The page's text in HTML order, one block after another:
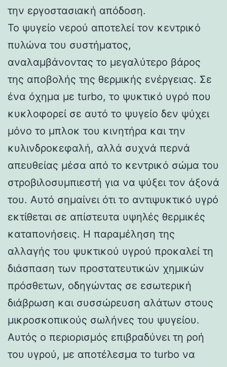
την εργοστασιακή απόδοση.
Το ψυγείο νερού αποτελεί τον κεντρικό
πυλώνα του συστήματος,
αναλαμβάνοντας το μεγαλύτερο βάρος
της αποβολής της θερμικής ενέργειας. Σε
ένα όχημα με turbo, το ψυκτικό υγρό που
κυκλοφορεί σε αυτό το ψυγείο δεν ψύχει
μόνο το μπλοκ του κινητήρα και την
κυλινδροκεφαλή, αλλά συχνά περνά
απευθείας μέσα από το κεντρικό σώμα του
στροβιλοσυμπιεστή για να ψύξει τον άξονά
του. Αυτό σημαίνει ότι το αντιψυκτικό υγρό
εκτίθεται σε απίστευτα υψηλές θερμικές
καταπονήσεις. Η παραμέληση της
αλλαγής του ψυκτικού υγρού προκαλεί τη
διάσπαση των προστατευτικών χημικών
πρόσθετων, οδηγώντας σε εσωτερική
διάβρωση και συσσώρευση αλάτων στους
μικροσκοπικούς σωλήνες του ψυγείου.
Αυτός ο περιορισμός επιβραδύνει τη ροή
του υγρού, με αποτέλεσμα το turbo να